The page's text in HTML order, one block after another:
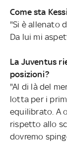
Come sta
"Si è allenato
Da lui mi
La Juventus
posizioni?
"Al di là del
lotta per i
equilibrato. A
rispetto allo
dovremo